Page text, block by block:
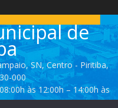
de
SN, Centro - Piritiba,
000
às 12:00h – 14:00h às